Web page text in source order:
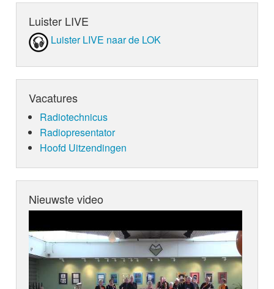
Luister LIVE
Luister LIVE naar de LOK
Vacatures
Radiotechnicus
Radiopresentator
Hoofd Uitzendingen
Nieuwste video